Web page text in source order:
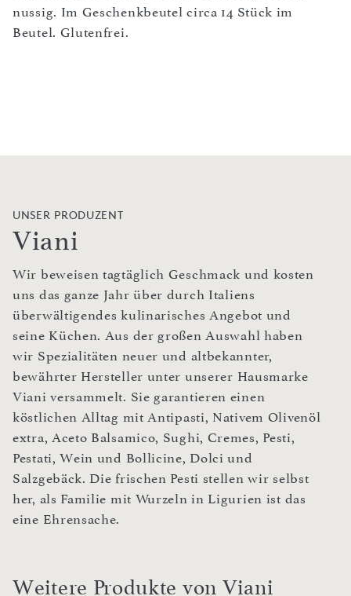
nussig. Im Geschenkbeutel circa 14 Stück im
Beutel. Glutenfrei.
UNSER PRODUZENT
Viani
Wir beweisen tagtäglich Geschmack und kosten
uns das ganze Jahr über durch Italiens
überwältigendes kulinarisches Angebot und
seine Küchen. Aus der großen Auswahl haben
wir Spezialitäten neuer und altbekannter,
bewährter Hersteller unter unserer Hausmarke
Viani versammelt. Sie garantieren einen
köstlichen Alltag mit Antipasti, Nativem Olivenöl
extra, Aceto Balsamico, Sughi, Cremes, Pesti,
Pestati, Wein und Bollicine, Dolci und
Salzgebäck. Die frischen Pesti stellen wir selbst
her, als Familie mit Wurzeln in Ligurien ist das
eine Ehrensache.
Weitere Produkte von Viani